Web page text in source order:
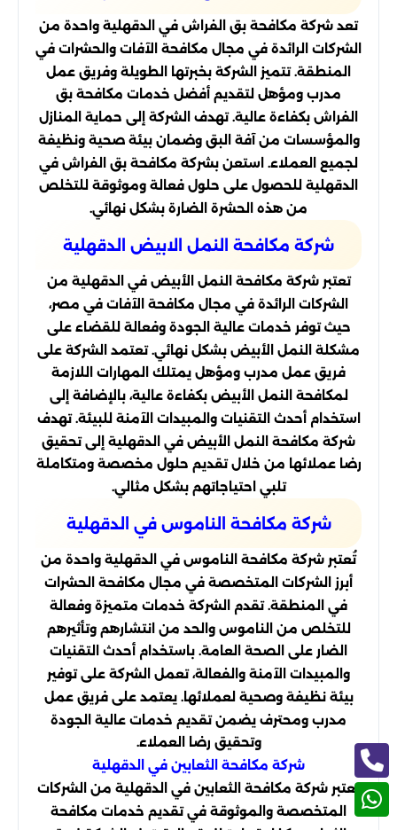
تعد شركة مكافحة بق الفراش في الدقهلية واحدة من
الشركات الرائدة في مجال مكافحة الآفات والحشرات في
المنطقة. تتميز الشركة بخبرتها الطويلة وفريق عمل
مدرب ومؤهل لتقديم أفضل خدمات مكافحة بق
الفراش بكفاءة عالية. تهدف الشركة إلى حماية المنازل
والمؤسسات من آفة البق وضمان بيئة صحية ونظيفة
لجميع العملاء. استعن بشركة مكافحة بق الفراش في
الدقهلية للحصول على حلول فعالة وموثوقة للتخلص
من هذه الحشرة الضارة بشكل نهائي.
شركة مكافحة النمل الابيض الدقهلية
تعتبر شركة مكافحة النمل الأبيض في الدقهلية من
الشركات الرائدة في مجال مكافحة الآفات في مصر،
حيث توفر خدمات عالية الجودة وفعالة للقضاء على
مشكلة النمل الأبيض بشكل نهائي. تعتمد الشركة على
فريق عمل مدرب ومؤهل يمتلك المهارات اللازمة
لمكافحة النمل الأبيض بكفاءة عالية، بالإضافة إلى
استخدام أحدث التقنيات والمبيدات الآمنة للبيئة. تهدف
شركة مكافحة النمل الأبيض في الدقهلية إلى تحقيق
رضا عملائها من خلال تقديم حلول مخصصة ومتكاملة
تلبي احتياجاتهم بشكل مثالي.
شركة مكافحة الناموس في الدقهلية
تُعتبر شركة مكافحة الناموس في الدقهلية واحدة من
أبرز الشركات المتخصصة في مجال مكافحة الحشرات
في المنطقة. تقدم الشركة خدمات متميزة وفعالة
للتخلص من الناموس والحد من انتشارهم وتأثيرهم
الضار على الصحة العامة. باستخدام أحدث التقنيات
والمبيدات الآمنة والفعالة، تعمل الشركة على توفير
بيئة نظيفة وصحية لعملائها. يعتمد على فريق عمل
مدرب ومحترف يضمن تقديم خدمات عالية الجودة
وتحقيق رضا العملاء.
شركة مكافحة الثعابين في الدقهلية
تعتبر شركة مكافحة الثعابين في الدقهلية من الشركات
المتخصصة والموثوقة في تقديم خدمات مكافحة